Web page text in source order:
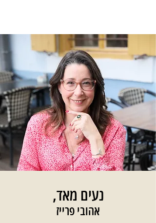
אהובי פרייז
נעים מאד,